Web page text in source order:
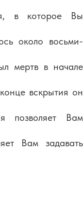
в которое Вы
около восьми-
мертв в начале
вскрытия он
позволяет Вам
Вам задавать